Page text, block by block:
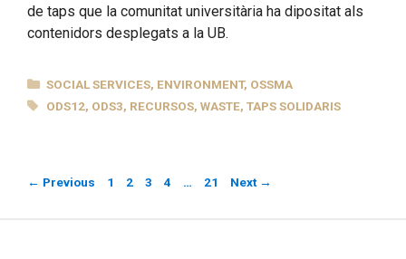
de taps que la comunitat universitària ha dipositat als
contenidors desplegats a la UB.
CATEGORIES
SOCIAL SERVICES, ENVIRONMENT, OSSMA
TAGS
ODS12, ODS3, RECURSOS,WASTE,TAPS SOLIDARIS
← Previous Page
1 Page
2 Page
3 Page
4 … Page
21 Next →